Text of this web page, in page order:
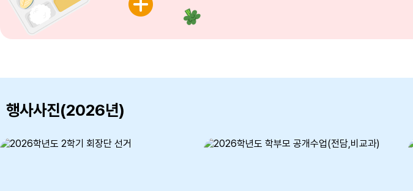
예정자를 선정 ※ 자세한 내용은 첨부파일
행사사진(2026년)